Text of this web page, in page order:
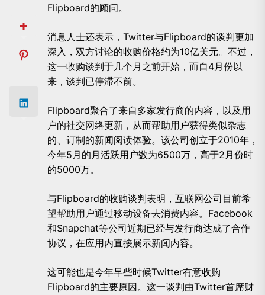
Flipboard的顾问。
消息人士还表示，Twitter与Flipboard的谈判更加
深入，双方讨论的收购价格约为10亿美元。不过，
这一收购谈判于几个月之前开始，而自4月份以
来，谈判已停滞不前。
Flipboard聚合了来自多家发行商的内容，以及用
户的社交网络更新，从而帮助用户获得类似杂志
的、订制的新闻阅读体验。该公司创立于2010年，
今年5月的月活跃用户数为6500万，高于2月份时
的5000万。
与Flipboard的收购谈判表明，互联网公司目前希
望帮助用户通过移动设备去消费内容。Facebook
和Snapchat等公司近期已经与发行商达成了合作
协议，在应用内直接展示新闻内容。
这可能也是今年早些时候Twitter有意收购
Flipboard的主要原因。这一谈判由Twitter首席财